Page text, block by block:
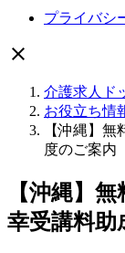
プライバシ

介護求人ド
お役立ち情
【沖縄】
度のご案内
【沖縄】
幸受講料助